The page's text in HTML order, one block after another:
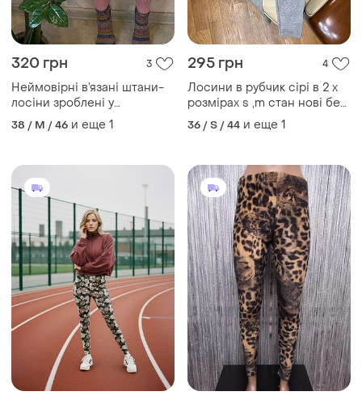
320 грн 3
Неймовірні в’язані штани-
лосіни зроблені у
великобританії
38 / M / 46 и еще 1
295 грн 4
Лосини в рубчик сірі в 2 х
розмірах s ,m стан нові без
бірки
36 / S / 44 и еще 1